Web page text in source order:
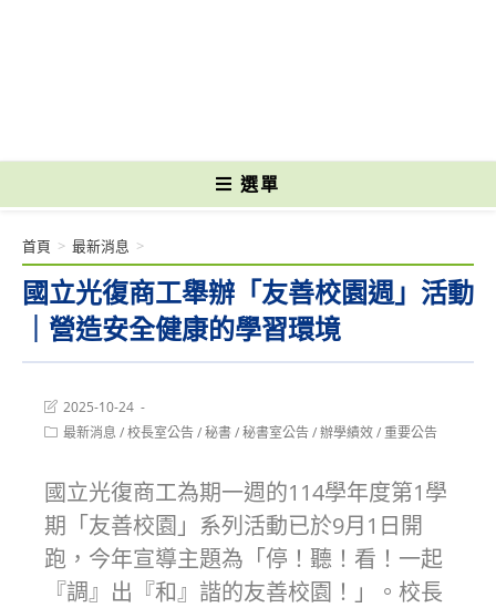
選單
國立光復商工舉辦「友善校園週」活動
｜營造安全健康的學習環境
首頁 > 最新消息 >
Post
last
modified:
2025-10-24
Post最新消息 /校長室公告/秘書/秘書室公告/辦學績效/重要公告
國立光復商工為期一週的114學年度第1學
期「友善校園」系列活動已於9月1日開
跑，今年宣導主題為「停！聽！看！一起
『調』出『和』諧的友善校園！」。校長